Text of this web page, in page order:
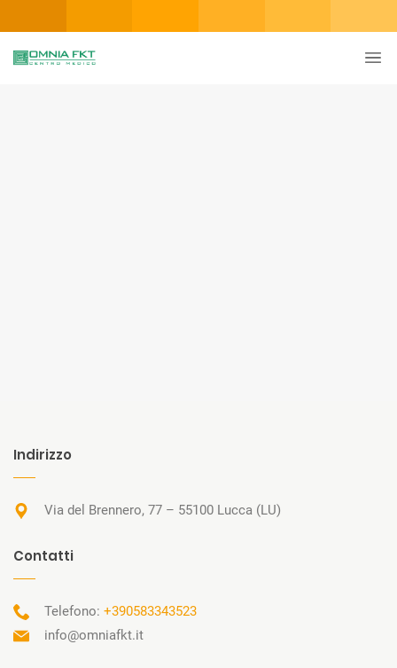
Indirizzo
Via del Brennero, 77 – 55100 Lucca (LU)
Contatti
Telefono: +390583343523
info@omniafkt.it